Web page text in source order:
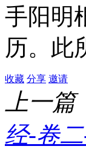
手阳明
历。此
收藏 分享 邀请
上一篇
经-卷